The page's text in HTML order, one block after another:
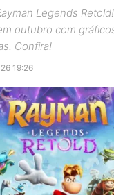
Legends
outubro com
Confira!
19:26